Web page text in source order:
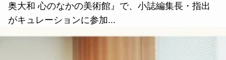
奥大和 心のなかの美術館』で、小誌編集長・指出
がキュレーションに参加...